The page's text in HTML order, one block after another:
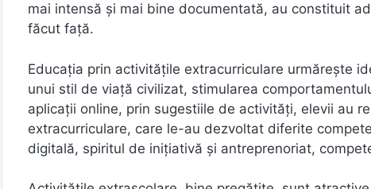
mai intensă și mai bine documentată, au constituit
făcut față.
Educaţia prin activităţile extracurriculare urmăreşte
unui stil de viaţă civilizat, stimularea
aplicații online, prin sugestiile de activități, elevii au
extracurriculare, care le-au dezvoltat diferite
digitală, spiritul de inițiativă și antreprenoriat,